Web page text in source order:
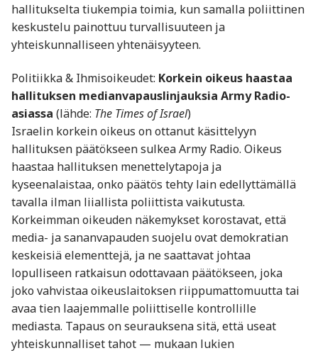
hallitukselta tiukempia toimia, kun samalla poliittinen
keskustelu painottuu turvallisuuteen ja
yhteiskunnalliseen yhtenäisyyteen.
Politiikka & Ihmisoikeudet: Korkein oikeus haastaa
hallituksen medianvapauslinjauksia Army Radio-
asiassa (lähde: The Times of Israel)
Israelin korkein oikeus on ottanut käsittelyyn
hallituksen päätökseen sulkea Army Radio. Oikeus
haastaa hallituksen menettelytapoja ja
kyseenalaistaa, onko päätös tehty lain edellyttämällä
tavalla ilman liiallista poliittista vaikutusta.
Korkeimman oikeuden näkemykset korostavat, että
media- ja sananvapauden suojelu ovat demokratian
keskeisiä elementtejä, ja ne saattavat johtaa
lopulliseen ratkaisun odottavaan päätökseen, joka
joko vahvistaa oikeuslaitoksen riippumattomuutta tai
avaa tien laajemmalle poliittiselle kontrollille
mediasta. Tapaus on seurauksena sitä, että useat
yhteiskunnalliset tahot — mukaan lukien